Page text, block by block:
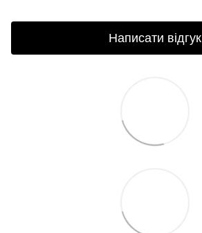
Написати відгук